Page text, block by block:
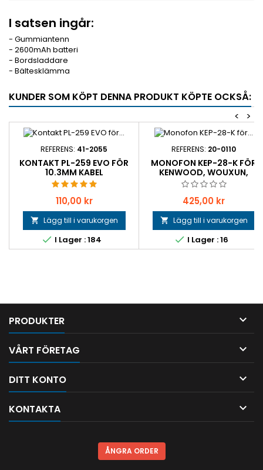
I satsen ingår:
- Gummiantenn
- 2600mAh batteri
- Bordsladdare
- Bältesklämma
KUNDER SOM KÖPT DENNA PRODUKT KÖPTE OCKSÅ:
>
<
REFERENS: 41-2055
KONTAKT PL-259 EVO FÖR
10.3MM KABEL
Pris
110,00 kr
 Lägg till i varukorgen
 I Lager : 184
REFERENS: 20-0110
MONOFON KEP-28-K FÖR
KENWOOD, WOUXUN,
ANYTONE
Pris
425,00 kr
 Lägg till i varukorgen
 I Lager : 16
PRODUKTER 
VÅRT FÖRETAG 
DITT KONTO 
KONTAKTA 
ÅNGRA ORDER